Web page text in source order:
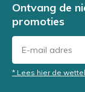
Ontvang de
promoties
* Lees hier de